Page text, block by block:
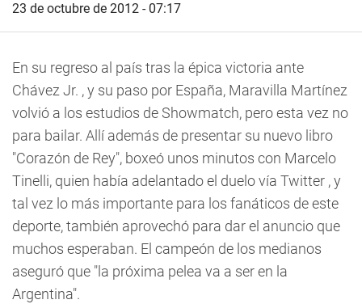
23 de octubre de 2012 - 07:17
En su regreso al país tras la épica victoria ante
Chávez Jr. , y su paso por España, Maravilla Martínez
volvió a los estudios de Showmatch, pero esta vez no
para bailar. Allí además de presentar su nuevo libro
"Corazón de Rey", boxeó unos minutos con Marcelo
Tinelli, quien había adelantado el duelo vía Twitter , y
tal vez lo más importante para los fanáticos de este
deporte, también aprovechó para dar el anuncio que
muchos esperaban. El campeón de los medianos
aseguró que "la próxima pelea va a ser en la
Argentina".